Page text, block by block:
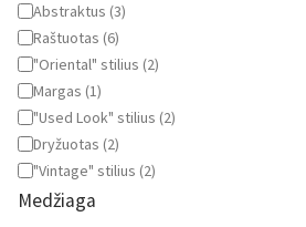
Abstraktus (3)
Raštuotas (6)
"Oriental" stilius (2)
Margas (1)
"Used Look" stilius (2)
Dryžuotas (2)
"Vintage" stilius (2)
Medžiaga